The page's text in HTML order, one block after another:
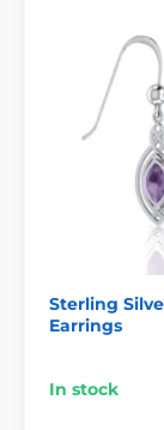
Sterling
Earrings
In stock